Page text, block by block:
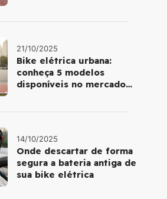
21/10/2025
Bike elétrica urbana:
conheça 5 modelos
disponíveis no mercado
14/10/2025
Onde descartar de forma
segura a bateria antiga de
sua bike elétrica